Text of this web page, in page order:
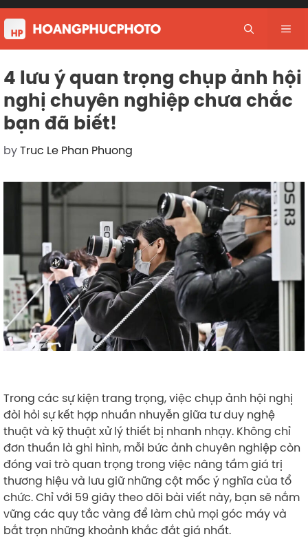
Skip
to
content
4 lưu ý quan trọng chụp ảnh hội
nghị chuyên nghiệp chưa chắc
bạn đã biết!
byTruc Le Phan Phuong
Trong các sự kiện trang trọng, việc chụp ảnh hội nghị
đòi hỏi sự kết hợp nhuần nhuyễn giữa tư duy nghệ
thuật và kỹ thuật xử lý thiết bị nhanh nhạy. Không chỉ
đơn thuần là ghi hình, mỗi bức ảnh chuyên nghiệp còn
đóng vai trò quan trọng trong việc nâng tầm giá trị
thương hiệu và lưu giữ những cột mốc ý nghĩa của tổ
chức. Chỉ với 59 giây theo dõi bài viết này, bạn sẽ nắm
vững các quy tắc vàng để làm chủ mọi góc máy và
bắt trọn những khoảnh khắc đắt giá nhất.